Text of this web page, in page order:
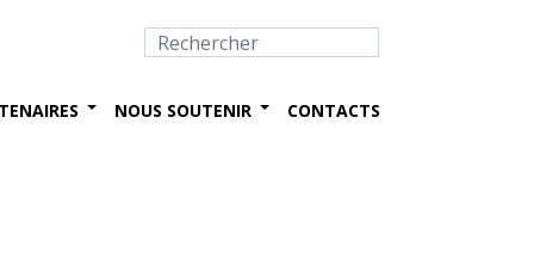
NOUS SOUTENIR CONTACTS